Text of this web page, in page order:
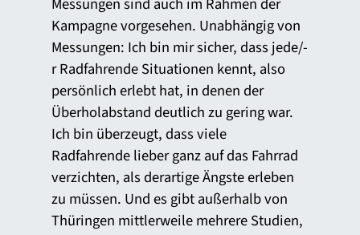
Kampagne vorgesehen. Unabhängig von
Messungen: Ich bin mir sicher, dass jede/-
r Radfahrende Situationen kennt, also
persönlich erlebt hat, in denen der
Überholabstand deutlich zu gering war.
Ich bin überzeugt, dass viele
Radfahrende lieber ganz auf das Fahrrad
verzichten, als derartige Ängste erleben
zu müssen. Und es gibt außerhalb von
Thüringen mittlerweile mehrere Studien,